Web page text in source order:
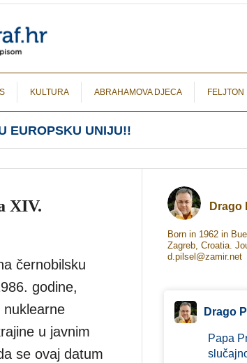
KULTURA ABRAHAMOVA DJECA FELJTON
EUROPSKU UNIJU!!
XIV.
černobilsku
godine,
nuklearne
u javnim
se ovaj datum
Drago
Born in 1962 in
Zagreb, Croatia.
d.pilsel@zamir.net
Drago
Papa